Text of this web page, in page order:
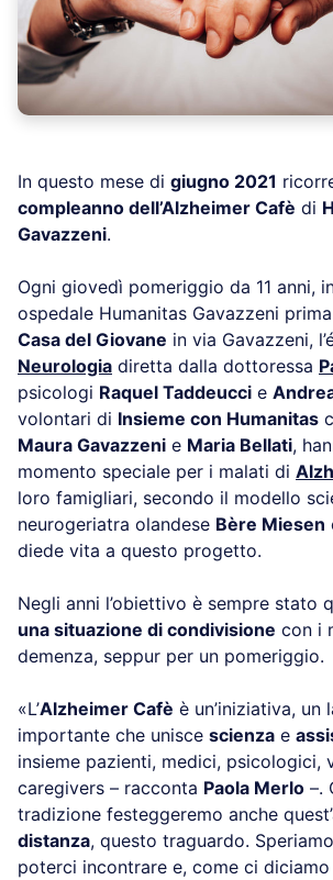
In questo mese di giugno 2021
compleanno dell’Alzheimer Cafè di
Gavazzeni.
Ogni giovedì pomeriggio da 11 anni,
ospedale Humanitas Gavazzeni
Casa del Giovane in via Gavazzeni,
Neurologia diretta dalla dottoressa
psicologi Raquel Taddeucci e
volontari di Insieme con Humanitas
Maura Gavazzeni e Maria Bellati,
momento speciale per i malati di
loro famigliari, secondo il modello
neurogeriatra olandese Bère Miesen
diede vita a questo progetto.
Negli anni l’obiettivo è sempre stato
una situazione di condivisione con i
demenza, seppur per un pomeriggio.
«L’Alzheimer Cafè è un’iniziativa, un
importante che unisce scienza e
insieme pazienti, medici, psicologici,
caregivers – racconta Paola Merlo –.
tradizione festeggeremo anche
distanza, questo traguardo.
poterci incontrare e, come ci diciamo